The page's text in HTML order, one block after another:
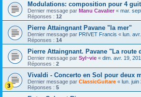
Modulations: composition pour 4
Dernier message par Manu Cavalier « mar.
Réponses : 12
Pierre Attaingnant Pavane "la mer"
Dernier message par PRIVET Francis « lun.
Réponses : 14
Pierre Attaingnant. Pavane "La route
Dernier message par Syl~vie « dim. avr. 19,
Réponses : 2
Vivaldi - Concerto en Sol pour deux
Dernier message par ClassicGuitare « lun. juin
Réponses : 5